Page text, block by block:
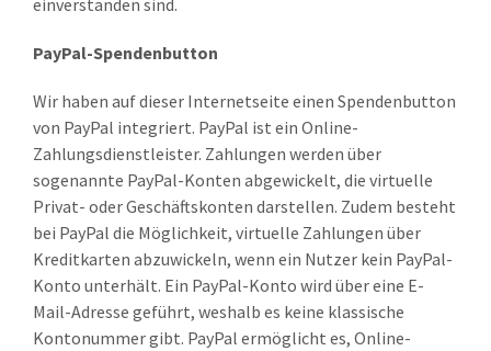
PayPal-Spendenbutton
Wir haben auf dieser Internetseite einen Spendenbutton
von PayPal integriert. PayPal ist ein Online-
Zahlungsdienstleister. Zahlungen werden über
sogenannte PayPal-Konten abgewickelt, die virtuelle
Privat- oder Geschäftskonten darstellen. Zudem besteht
bei PayPal die Möglichkeit, virtuelle Zahlungen über
Kreditkarten abzuwickeln, wenn ein Nutzer kein PayPal-
Konto unterhält. Ein PayPal-Konto wird über eine E-
Mail-Adresse geführt, weshalb es keine klassische
Kontonummer gibt. PayPal ermöglicht es, Online-